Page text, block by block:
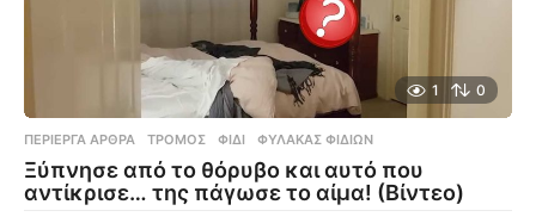
1 0
ΠΕΡΊΕΡΓΑ ΆΡΘΡΑ ΤΡΌΜΟΣ ,ΦΊΔΙ ,ΦΎΛΑΚΑΣ ΦΙΔΙΏΝ
Ξύπνησε από το θόρυβο και αυτό που
αντίκρισε… της πάγωσε το αίμα! (Βίντεο)